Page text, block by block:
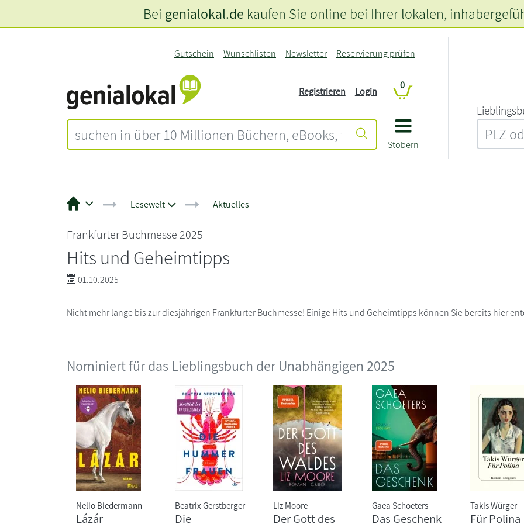
Stöbern
Gutschein Wunschlisten Newsletter Reservierung prüfen
Registrieren Login
0
Bei genialokal.de kaufen Sie online bei Ihrer lokalen,
Lesewelt Aktuelles
Frankfurter Buchmesse 2025
Hits und Geheimtipps
01.10.2025
Nicht mehr lange bis zur diesjährigen Frankfurter Buchmesse! Einige Hits und Geheimtipps können Sie bereits hier
Nominiert für das Lieblingsbuch der Unabhängigen 2025
Nelio Biedermann
Lázár
Beatrix Gerstberger
Die
Liz Moore
Der Gott des
Gaea Schoeters
Das Geschenk
Takis Würger
Für Polina